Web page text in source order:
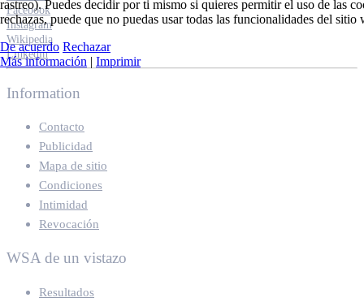
Facebook
Instagram
Wikipedia
Linkedin
Information
Contacto
Publicidad
Mapa de sitio
Condiciones
Intimidad
Revocación
WSA de un vistazo
Resultados
rastreo). Puedes decidir por ti mismo si quieres permitir el uso de las
rechazas, puede que no puedas usar todas las funcionalidades del sitio
De acuerdo Rechazar
Más información | Imprimir